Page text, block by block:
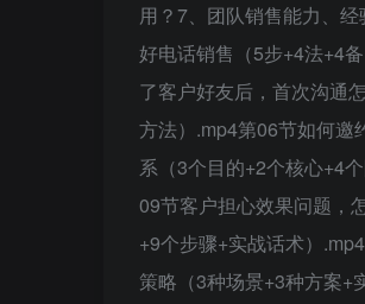
用？7、团队销售能力、
好电话销售（5步+4法+4
了客户好友后，首次沟通
方法）.mp4第06节如何邀
系（3个目的+2个核心+4
09节客户担心效果问题，
+9个步骤+实战话术）
策略（3种场景+3种方案+